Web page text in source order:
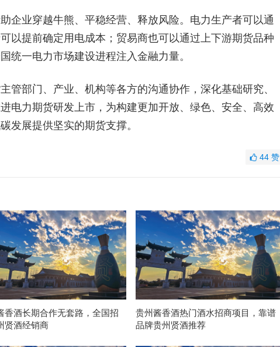
企业穿越牛熊、平稳经营、释放风险。电力生产者可以通
以提前确定用电成本；贸易商也可以通过上下游期货品种
统一电力市场建设进程注入金融力量。
管部门、产业、机构等各方的沟通协作，深化基础研究、
电力期货研发上市，为构建更加开放、绿色、安全、高效
发展提供坚实的期货支撑。
44 赞
香酒长期合作无套路，全国招
贤酒经销商
贵州酱香酒热门酒水招商项目，靠谱
品牌贵州贤酒推荐